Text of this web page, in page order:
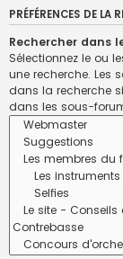
PRÉFÉRENCES DE LA
Rechercher dans
Sélectionnez le ou
une recherche. Les
dans la recherche
dans les sous-